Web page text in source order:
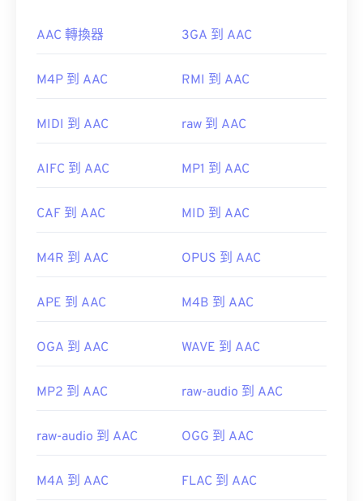
請注意，如果您使用的是 Android 或非 Apple 設
啟。
開發者： 蘋果
實用連結：
https://en.wikipedia.org/wiki/
2619569
此外，由於 AAC 文件通常用作視頻遊戲的音頻文
如Nintendo 3DS Playstation 4
開發機構： ISO/IEC MPEG 音訊委員會
首次發布：
https://en.wikipedia.org/wiki/Advanced_Audio_Coding
browse=tc
AAC 轉換器 3GA 到 AAC
M4P 到 AAC RMI 到 AAC
MIDI 到 AAC raw 到 AAC
AIFC 到 AAC MP1 到 AAC
CAF 到 AAC MID 到 AAC
M4R 到 AAC OPUS 到 AAC
APE 到 AAC M4B 到 AAC
OGA 到 AAC WAVE 到 AAC
MP2 到 AAC raw-audio 到 AAC
raw-audio 到 AAC OGG 到 AAC
M4A 到 AAC FLAC 到 AAC